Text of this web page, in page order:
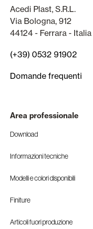
Acedi Plast, S.R.L.
Via Bologna, 912
44124 - Ferrara - Italia
(+39) 0532 91902
Domande frequenti
Area professionale
Download
Informazioni tecniche
Modelli e colori disponibili
Finiture
Articoli fuori produzione